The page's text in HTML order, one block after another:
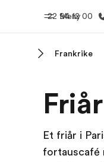
Meny
22 94 12 00
Frankrike
Et friår i
fortauscafé